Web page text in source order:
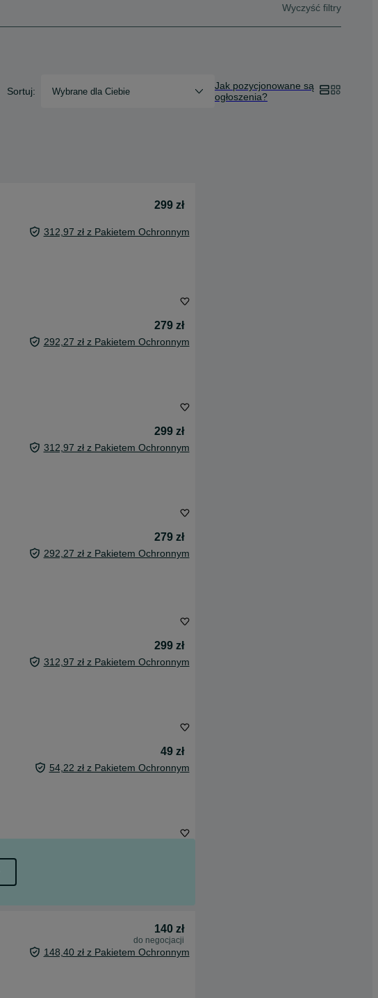
Wyczyść filtry
Sortuj: Wybrane dla Ciebie
Jak pozycjonowane są
ogłoszenia?
299 zł
312,97 zł z Pakietem Ochronnym
279 zł
292,27 zł z Pakietem Ochronnym
299 zł
312,97 zł z Pakietem Ochronnym
279 zł
292,27 zł z Pakietem Ochronnym
299 zł
312,97 zł z Pakietem Ochronnym
49 zł
54,22 zł z Pakietem Ochronnym
140 zł
do negocjacji
148,40 zł z Pakietem Ochronnym